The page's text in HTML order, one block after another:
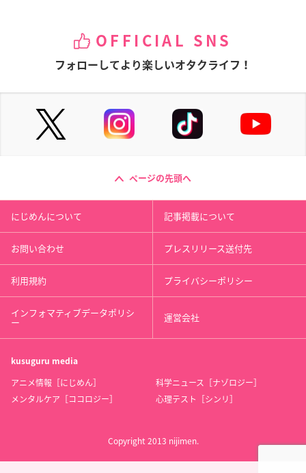
OFFICIAL SNS
フォローしてより楽しいオタクライフ！
ページの先頭へ
にじめんについて 記事掲載について
お問い合わせ プレスリリース送付先
利用規約 プライバシーポリシー
インフォマティブデータポリシ
ー 運営会社
kusuguru media
アニメ情報［にじめん］
科学ニュース［ナゾロジー］
メンタルケア［ココロジー］
心理テスト［シンリ］
Copyright 2013 nijimen.